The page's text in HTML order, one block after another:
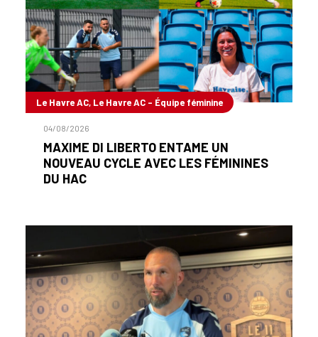
Le Havre AC, Le Havre AC - Équipe féminine
04/08/2026
MAXIME DI LIBERTO ENTAME UN
NOUVEAU CYCLE AVEC LES FÉMININES
DU HAC